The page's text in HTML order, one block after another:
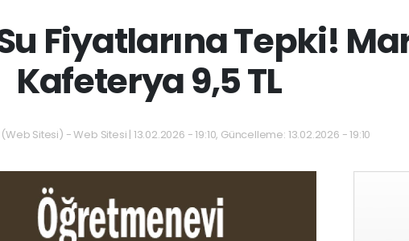
Fiyatlarına Tepki!
Kafeterya 9,5 TL
(Web Sitesi) - Web Sitesi | 13.02.2026 - 19:10, Güncelleme: 13.02.2026 - 19:10